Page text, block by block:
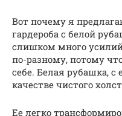
Вот почему я
гардероба с белой
слишком много
по-разному, потому
себе. Белая рубашка, с
качестве чистого
Ее легко